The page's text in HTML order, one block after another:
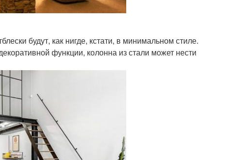
будут, как нигде, кстати, в минимальном стиле.
функции, колонна из стали может нести